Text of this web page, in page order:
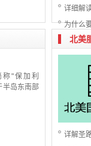
"保加利
半岛东南部
详细解
为什么
北美
详解圣